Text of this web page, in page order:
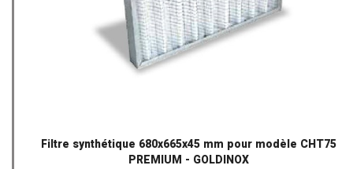
Filtre synthétique 680x665x45 mm pour modèle CHT75
PREMIUM - GOLDINOX